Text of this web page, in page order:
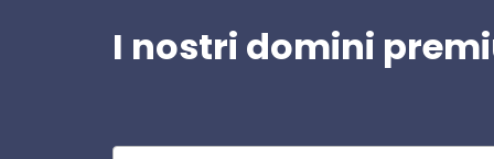
I nostri domini